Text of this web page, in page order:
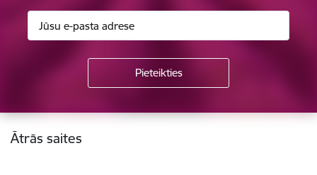
Kājene
Ātrās saites